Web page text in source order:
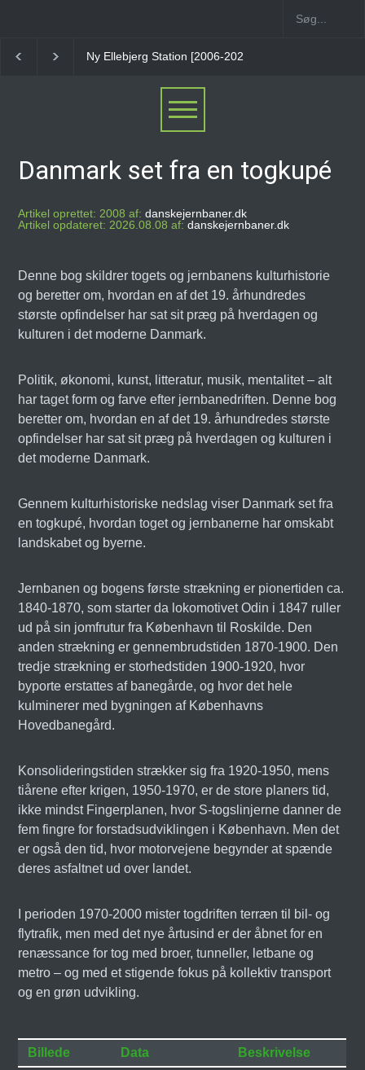
Ny Ellebjerg Station [2006-2023]
Danmark set fra en togkupé
Artikel oprettet: 2008 af: danskejernbaner.dk
Artikel opdateret: 2026.08.08 af: danskejernbaner.dk
Denne bog skildrer togets og jernbanens kulturhistorie
og beretter om, hvordan en af det 19. århundredes
største opfindelser har sat sit præg på hverdagen og
kulturen i det moderne Danmark.
Politik, økonomi, kunst, litteratur, musik, mentalitet – alt
har taget form og farve efter jernbanedriften. Denne bog
beretter om, hvordan en af det 19. århundredes største
opfindelser har sat sit præg på hverdagen og kulturen i
det moderne Danmark.
Gennem kulturhistoriske nedslag viser Danmark set fra
en togkupé, hvordan toget og jernbanerne har omskabt
landskabet og byerne.
Jernbanen og bogens første strækning er pionertiden ca.
1840-1870, som starter da lokomotivet Odin i 1847 ruller
ud på sin jomfrutur fra København til Roskilde. Den
anden strækning er gennembrudstiden 1870-1900. Den
tredje strækning er storhedstiden 1900-1920, hvor
byporte erstattes af banegårde, og hvor det hele
kulminerer med bygningen af Københavns
Hovedbanegård.
Konsolideringstiden strækker sig fra 1920-1950, mens
tiårene efter krigen, 1950-1970, er de store planers tid,
ikke mindst Fingerplanen, hvor S-togslinjerne danner de
fem fingre for forstadsudviklingen i København. Men det
er også den tid, hvor motorvejene begynder at spænde
deres asfaltnet ud over landet.
I perioden 1970-2000 mister togdriften terræn til bil- og
flytrafik, men med det nye årtusind er der åbnet for en
renæssance for tog med broer, tunneller, letbane og
metro – og med et stigende fokus på kollektiv transport
og en grøn udvikling.
Billede Data
Beskrivelse